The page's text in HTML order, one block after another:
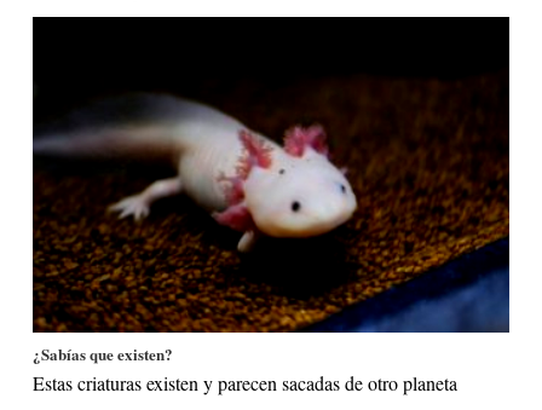
¿Sabías que existen?
Estas criaturas existen y parecen sacadas de otro planeta